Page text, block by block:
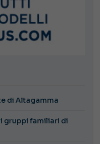
di Altagamma
gruppi familiari di